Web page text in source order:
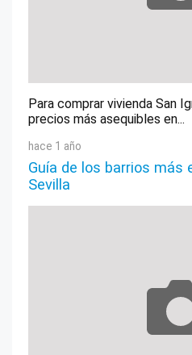
Para comprar vivienda San
precios más asequibles en...
hace 1 año
Guía de los barrios más
Sevilla